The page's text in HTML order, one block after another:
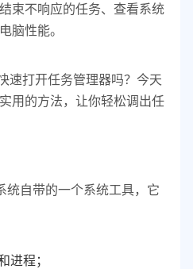
束不响应的任务、查看系统
脑性能。
速打开任务管理器吗？今天
用的方法，让你轻松调出任
统自带的一个系统工具，它
进程；